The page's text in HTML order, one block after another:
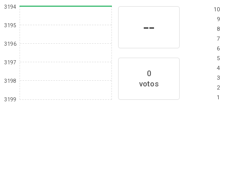
3194
3195
3196
3197
3198
3199
--
0
votos
10
9
8
7
6
5
4
3
2
1